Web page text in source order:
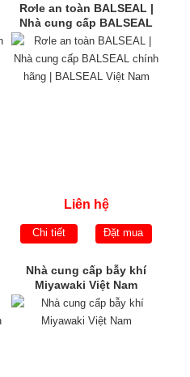
Rơle an toàn BALSEAL |
Nhà cung cấp BALSEAL
chính hãng | BALSEAL
Việt Nam
Liên hệ
Chi tiết Đặt mua
Nhà cung cấp bẫy khí
Miyawaki Việt Nam